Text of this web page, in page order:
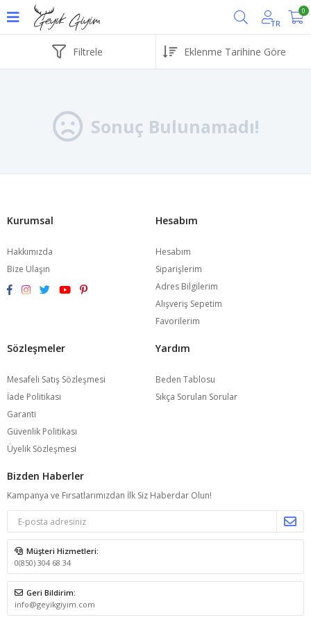
TR
0
Filtrele
Sonuç Bulunamadı!
Kurumsal
Hakkımızda
Bize Ulaşın
Hesabım
Hesabım
Siparişlerim
Adres Bilgilerim
Alışveriş Sepetim
Favorilerim
Sözleşmeler
Mesafeli Satış Sözleşmesi
İade Politikası
Garanti
Güvenlik Politikası
Üyelik Sözleşmesi
Yardım
Beden Tablosu
Sıkça Sorulan Sorular
Bizden Haberler
Kampanya ve Fırsatlarımızdan İlk Siz Haberdar Olun!
Müşteri Hizmetleri:
0(850) 304 68 34
Geri Bildirim:
info@geyikgiyim.com